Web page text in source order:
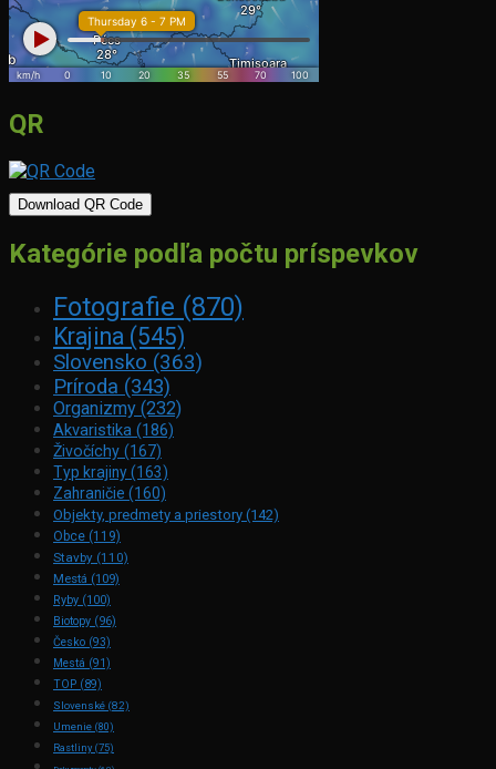
QR
Download QR Code
Kategórie podľa počtu príspevkov
Fotografie (870)
Krajina (545)
Slovensko (363)
Príroda (343)
Organizmy (232)
Akvaristika (186)
Živočíchy (167)
Typ krajiny(163)
Zahraničie (160)
Objekty, predmety a priestory (142)
Obce (119)
Stavby (110)
Mestá (109)
Ryby (100)
Biotopy (96)
Česko (93)
Mestá (91)
TOP (89)
Slovenské (82)
Umenie (80)
Rastliny (75)